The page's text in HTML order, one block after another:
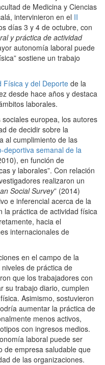
de Medicina y Ciencias
intervinieron en el II
días 3 y 4 de octubre, con
y práctica de actividad
autonomía laboral puede
sostiene un trabajo
Física y del Deporte de la
desde hace años y destaca
laborales.
europea, los autores
de decidir sobre la
al cumplimiento de las
deportiva semanal de la
en función de
y laborales”. Con relación
realizaron un
Social Survey” (2014)
e inferencial acerca de la
la práctica de actividad física
hacia el
internacionales de
en el campo de la
de práctica de
que los trabajadores con
su trabajo diario, cumplen
Asimismo, sostuvieron
aumentar la práctica de
menos activos,
con ingresos medios.
laboral puede ser
de empresa saludable que
de las organizaciones.